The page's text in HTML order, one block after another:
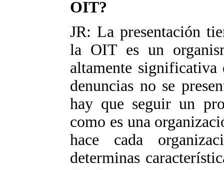
OIT?
JR: La presentación
la OIT es un
altamente
denuncias no se
hay que seguir un
como es una
hace cada
determinas